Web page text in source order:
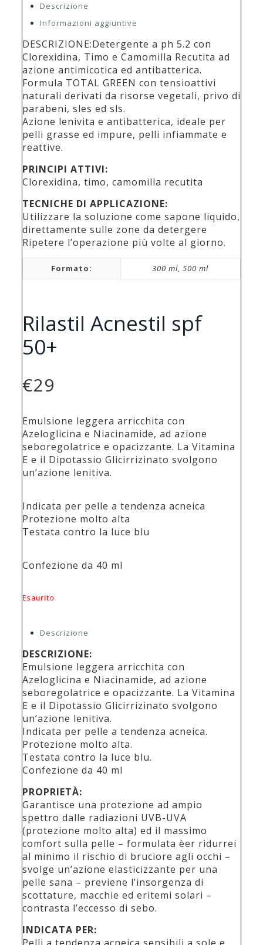
Descrizione
Informazioni aggiuntive
DESCRIZIONE:Detergente a ph 5.2 con
Clorexidina, Timo e Camomilla Recutita ad
azione antimicotica ed antibatterica.
Formula TOTAL GREEN con tensioattivi
naturali derivati da risorse vegetali, privo di
parabeni, sles ed sls.
Azione lenivita e antibatterica, ideale per
pelli grasse ed impure, pelli infiammate e
reattive.
PRINCIPI ATTIVI:
Clorexidina, timo, camomilla recutita
TECNICHE DI APPLICAZIONE:
Utilizzare la soluzione come sapone liquido,
direttamente sulle zone da detergere
Ripetere l’operazione più volte al giorno.
Formato: 300 ml, 500 ml
Rilastil Acnestil spf
50+
€29
Emulsione leggera arricchita con
Azeloglicina e Niacinamide, ad azione
seboregolatrice e opacizzante. La Vitamina
E e il Dipotassio Glicirrizinato svolgono
un’azione lenitiva.
Indicata per pelle a tendenza acneica
Protezione molto alta
Testata contro la luce blu
Confezione da 40 ml
Esaurito
Descrizione
DESCRIZIONE:
Emulsione leggera arricchita con
Azeloglicina e Niacinamide, ad azione
seboregolatrice e opacizzante. La Vitamina
E e il Dipotassio Glicirrizinato svolgono
un’azione lenitiva.
Indicata per pelle a tendenza acneica.
Protezione molto alta.
Testata contro la luce blu.
Confezione da 40 ml
PROPRIETÀ:
Garantisce una protezione ad ampio
spettro dalle radiazioni UVB-UVA
(protezione molto alta) ed il massimo
comfort sulla pelle – formulata èer ridurrei
al minimo il rischio di bruciore agli occhi –
svolge un’azione elasticizzante per una
pelle sana – previene l’insorgenza di
scottature, macchie ed eritemi solari –
contrasta l’eccesso di sebo.
INDICATA PER: